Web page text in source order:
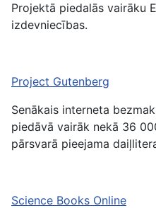
Projektā piedalās vairāku
izdevniecības.
Project Gutenberg
Senākais interneta
piedāvā vairāk nekā 36
pārsvarā pieejama
Science Books Online